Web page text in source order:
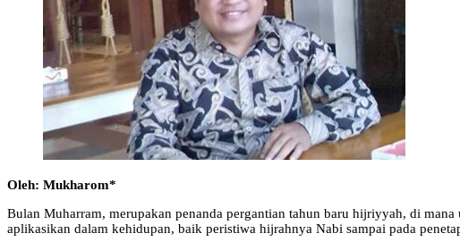
Oleh: Mukharom*
Bulan Muharram, merupakan penanda pergantian tahun baru hijriyyah, di
aplikasikan dalam kehidupan, baik peristiwa hijrahnya Nabi sampai pada